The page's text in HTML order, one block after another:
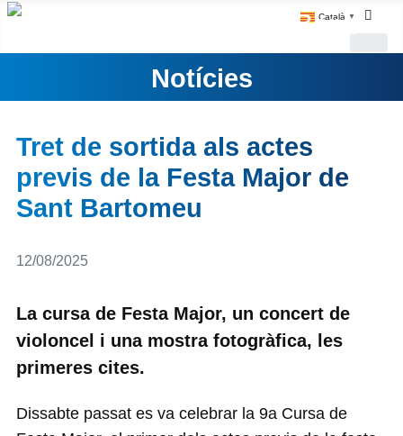
Català ▼
Notícies
Tret de sortida als actes
previs de la Festa Major de
Sant Bartomeu
Detalls
12/08/2025
La cursa de Festa Major, un concert de
violoncel i una mostra fotogràfica, les
primeres cites.
Dissabte passat es va celebrar la 9a Cursa de